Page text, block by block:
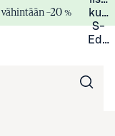
–20 %
S-